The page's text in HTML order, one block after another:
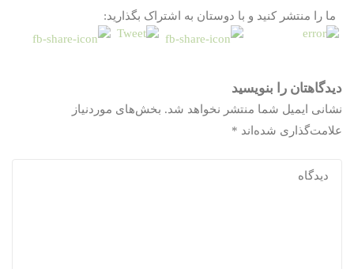
ما را منتشر کنید و با دوستان به اشتراک بگذارید:
دیدگاهتان را بنویسید
نشانی ایمیل شما منتشر نخواهد شد. بخش‌های موردنیاز
علامت‌گذاری شده‌اند *